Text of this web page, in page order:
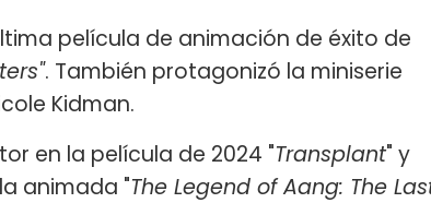
película de animación de éxito de
. También protagonizó la miniserie
Kidman.
en la película de 2024 "Transplant" y
animada "The Legend of Aang: The